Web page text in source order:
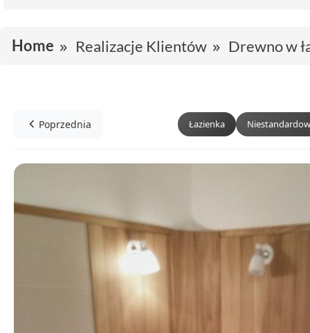
Home Realizacje Klientów Drewno w
Poprzednia Łazienka